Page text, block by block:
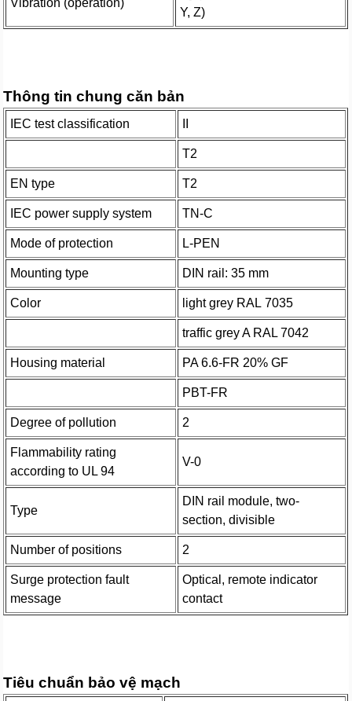
Y, Z)
Thông tin chung căn bản
IEC test classification
T2
EN type T2
IEC power supply system TN-C
Mode of protection L-PEN
Mounting type DIN rail: 35 mm
Color light grey RAL 7035
traffic grey A RAL 7042
Housing material PA 6.6-FR 20% GF
PBT-FR
Degree of pollution 2
Flammability rating
according to UL 94
V-0
Type
DIN rail module, two-
section, divisible
Number of positions 2
Surge protection fault
message
Optical, remote indicator
contact
Tiêu chuẩn bảo vệ mạch